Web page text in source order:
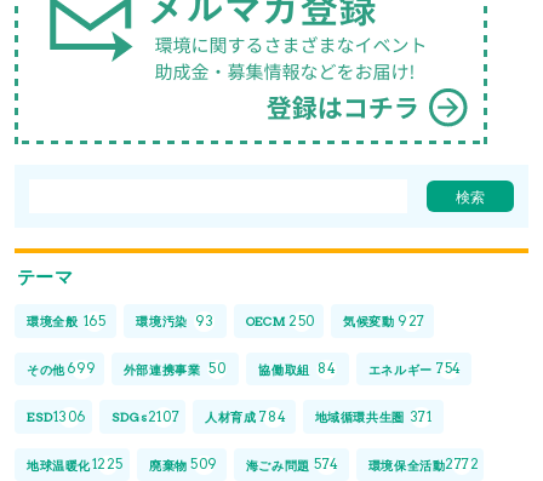
テーマ
環境全般 165 環境汚染 93 OECM 250 気候変動 927
その他699 外部連携事業 50 協働取組 84 エネルギー 754
ESD1306 SDGs2107 人材育成 784 地域循環共生圏 371
地球温暖化1225 廃棄物 509 海ごみ問題 574 環境保全活動2772